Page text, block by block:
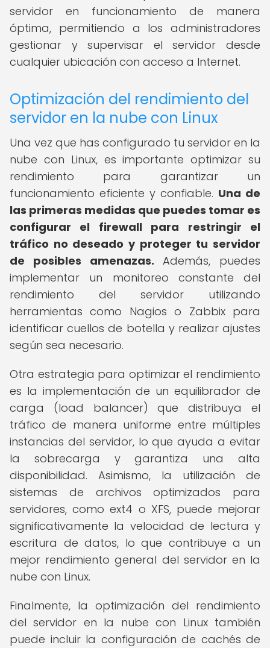
servidor en funcionamiento de manera
óptima, permitiendo a los administradores
gestionar y supervisar el servidor desde
cualquier ubicación con acceso a Internet.
Optimización del rendimiento del
servidor en la nube con Linux
Una vez que has configurado tu servidor en la
nube con Linux, es importante optimizar su
rendimiento para garantizar un
funcionamiento eficiente y confiable. Una de
las primeras medidas que puedes tomar es
configurar el firewall para restringir el
tráfico no deseado y proteger tu servidor
de posibles amenazas. Además, puedes
implementar un monitoreo constante del
rendimiento del servidor utilizando
herramientas como Nagios o Zabbix para
identificar cuellos de botella y realizar ajustes
según sea necesario.
Otra estrategia para optimizar el rendimiento
es la implementación de un equilibrador de
carga (load balancer) que distribuya el
tráfico de manera uniforme entre múltiples
instancias del servidor, lo que ayuda a evitar
la sobrecarga y garantiza una alta
disponibilidad. Asimismo, la utilización de
sistemas de archivos optimizados para
servidores, como ext4 o XFS, puede mejorar
significativamente la velocidad de lectura y
escritura de datos, lo que contribuye a un
mejor rendimiento general del servidor en la
nube con Linux.
Finalmente, la optimización del rendimiento
del servidor en la nube con Linux también
puede incluir la configuración de cachés de